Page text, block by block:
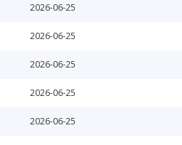
2026-06-25
2026-06-25
2026-06-25
2026-06-25
2026-06-25